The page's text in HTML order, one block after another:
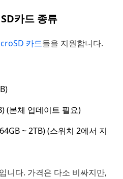
카드 종류
카드들을 지원합니다.
(본체 업데이트 필요)
~ 2TB) (스위치 2에서 지
니다. 가격은 다소 비싸지만,